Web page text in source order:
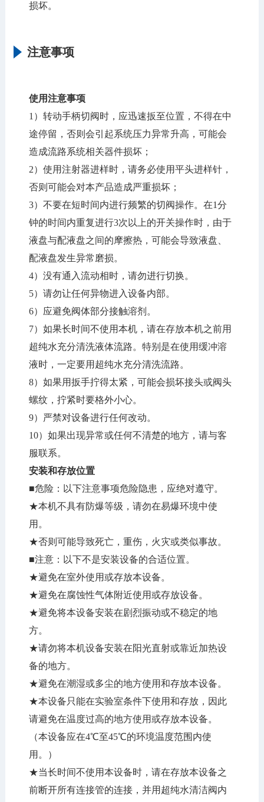
损坏。
注意事项
使用注意事项
1）转动手柄切阀时，应迅速扳至位置，不得在中
途停留，否则会引起系统压力异常升高，可能会
造成流路系统相关器件损坏；
2）使用注射器进样时，请务必使用平头进样针，
否则可能会对本产品造成严重损坏；
3）不要在短时间内进行频繁的切阀操作。在1分
钟的时间内重复进行3次以上的开关操作时，由于
液盘与配液盘之间的摩擦热，可能会导致液盘、
配液盘发生异常磨损。
4）没有通入流动相时，请勿进行切换。
5）请勿让任何异物进入设备内部。
6）应避免阀体部分接触溶剂。
7）如果长时间不使用本机，请在存放本机之前用
超纯水充分清洗液体流路。特别是在使用缓冲溶
液时，一定要用超纯水充分清洗流路。
8）如果用扳手拧得太紧，可能会损坏接头或阀头
螺纹，拧紧时要格外小心。
9）严禁对设备进行任何改动。
10）如果出现异常或任何不清楚的地方，请与客
服联系。
安装和存放位置
■危险：以下注意事项危险隐患，应绝对遵守。
★本机不具有防爆等级，请勿在易爆环境中使
用。
★否则可能导致死亡，重伤，火灾或类似事故。
■注意：以下不是安装设备的合适位置。
★避免在室外使用或存放本设备。
★避免在腐蚀性气体附近使用或存放设备。
★避免将本设备安装在剧烈振动或不稳定的地
方。
★请勿将本机设备安装在阳光直射或靠近加热设
备的地方。
★避免在潮湿或多尘的地方使用和存放本设备。
★本设备只能在实验室条件下使用和存放，因此
请避免在温度过高的地方使用或存放本设备。
（本设备应在4℃至45℃的环境温度范围内使
用。）
★当长时间不使用本设备时，请在存放本设备之
前断开所有连接管的连接，并用超纯水清洁阀内